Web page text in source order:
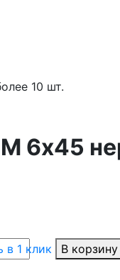
10 шт.
6х45
в 1 клик
В корзину